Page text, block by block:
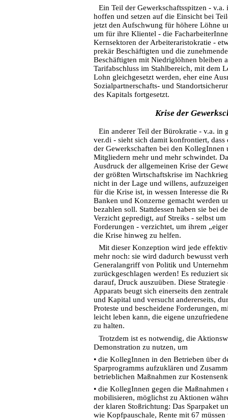
Ein Teil der Gewerkschaftsspitzen -
hoffen und setzen auf die Einsicht bei
jetzt den Aufschwung für höhere Löhne
um für ihre Klientel - die
Kernsektoren der Arbeiteraristokratie -
prekär Beschäftigten und die
Beschäftigten mit Niedriglöhnen bleiben
Tarifabschluss im Stahlbereich, mit dem
Lohn gleichgesetzt werden, eher eine
Sozialpartnerschafts- und
des Kapitals fortgesetzt.
Krise der
Ein anderer Teil der Bürokratie - v.a. in
ver.di - sieht sich damit konfrontiert,
der Gewerkschaften bei den KollegInnen
Mitgliedern mehr und mehr schwindet.
Ausdruck der allgemeinen Krise der
der größten Wirtschaftskrise im
nicht in der Lage und willens,
für die Krise ist, in wessen Interesse die
Banken und Konzerne gemacht werden
bezahlen soll. Stattdessen haben sie bei
Verzicht gepredigt, auf Streiks - selbst
Forderungen - verzichtet, um ihrem
die Krise hinweg zu helfen.
Mit dieser Konzeption wird jede
mehr noch: sie wird dadurch bewusst
Generalangriff von Politik und
zurückgeschlagen werden! Es reduziert
darauf, Druck auszuüben. Diese
Apparats beugt sich einerseits den
und Kapital und versucht andererseits,
Proteste und bescheidene Forderungen,
leicht leben kann, die eigene
zu halten.
Trotzdem ist es notwendig, die
Demonstration zu nutzen, um
• die KollegInnen in den Betrieben über
Sparprogramms aufzuklären und
betrieblichen Maßnahmen zur
• die KollegInnen gegen die Maßnahmen
mobilisieren, möglichst zu Aktionen
der klaren Stoßrichtung: Das Sparpaket
wie Kopfpauschale, Rente mit 67 müssen